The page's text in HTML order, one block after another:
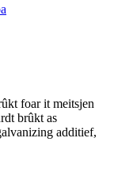
foar it meitsjen
brûkt as
additief,